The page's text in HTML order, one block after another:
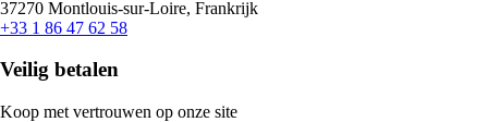
37270 Montlouis-sur-Loire, Frankrijk
+33 1 86 47 62 58
Veilig betalen
Koop met vertrouwen op onze site